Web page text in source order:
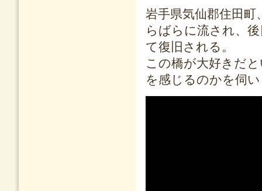
岩手県気仙郡住田町
らばらに流され、
て復旧される。
この橋が大好きだ
を感じるのかを伺